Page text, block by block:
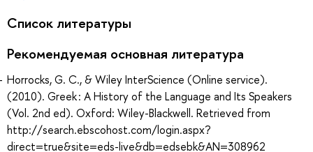
Список литературы
Рекомендуемая основная литература
Horrocks, G. C., & Wiley InterScience (Online service).
(2010). Greek : A History of the Language and Its Speakers
(Vol. 2nd ed). Oxford: Wiley-Blackwell. Retrieved from
http://search.ebscohost.com/login.aspx?
direct=true&site=eds-live&db=edsebk&AN=308962